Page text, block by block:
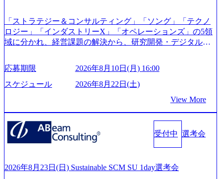
m/@leveragesCh) レバレジーズで活躍するメンバー紹介！〜
管理職種編 〜 (https://www.youtube.com/watch?v=RETwZKac2
UI) レバレジーズで活躍するメンバー紹介！〜 営業職種編
来黒字を維持し、急成長中でありながら安定した事業を展
円を目指す日本にもなかなかないメガベンチャー。創業か
ら黒字経営。年間130%成長 https://storage.googleapis.com/our-
527843-d227-4df8-b86c-5587f843fdf6_1200x471.webp https://stor
age.googleapis.com/our-vision-production.appspot.com/public/imag
es/20251030164946_dc0888f6-0539-4887-84d7-34c8d8544226_1
200x666.webp 年間100億円規模の投資の元、10以上もの新規
能 社内転職が活発であり、多様なスキルを1社で身に着ける
ことが可能 事業開発・運用を内包かする「オールインハウ
「ストラテジー＆コンサルティング」「ソング」「テクノ
ロジー」「インダストリーX」「オペレーションズ」の5領
域に分かれ、経営課題の解決から、研究開発・デジタル・
グ領域からその実行的側面であるITサービスの提供まで一
貫して支援する総合系・IT系ファームである あらゆる産業
において非常に良質な顧客基盤を築いており、Fortune Globa
手掛けたプロジェクトは「ファーストリテイリングにおけ
るグローバル化」「資生堂グループのDX化支援」「ヴィヴ
ィアン・ウエストウッドの製品開発」など多岐にわたる コ
ンサルティング活動のみならず、2021年にはKDDIと合弁会
社「ARISE analytics」を設立し、人工知能とデータアナリテ
ジタル人材育成の支援も盛んに行う 採用資料 (https://www.ac
応募期限
2026年8月10日(月) 16:00
スケジュール
2026年8月22日(土)
View More
受付中 選考会
2026年8月23日(日) Sustainable SCM SU 1day選考会